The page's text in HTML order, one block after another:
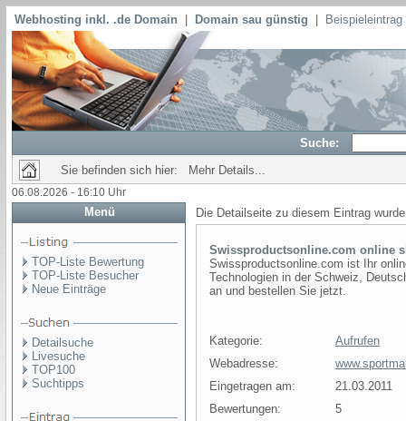
Webhosting inkl. .de Domain Domain sau günstig
Suche:
Sie befinden sich hier: Mehr Details...
06.08.2026 - 16:10 Uhr
Menü
TOP-Liste Bewertung
TOP-Liste Besucher
Neue Einträge
Detailsuche
Livesuche
TOP100
Suchtipps
Die Detailseite zu diesem Eintrag
Swissproductsonline.com online
Swissproductsonline.com ist Ihr
Technologien in der Schweiz,
an und bestellen Sie jetzt.
Kategorie:
Aufrufen
Webadresse:
Eingetragen am:
21.03.2011
Bewertungen:
5